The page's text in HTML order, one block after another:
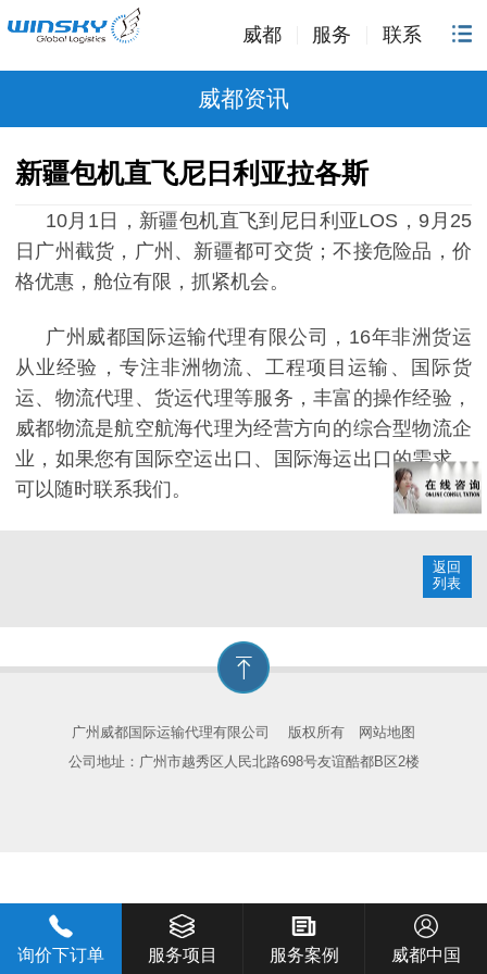
威都 服务 联系
威都资讯
新疆包机直飞尼日利亚拉各斯
10月 1 日， 新疆包机直飞到尼日利亚LOS ， 9 月 25
日广州截货 ，广州、新疆都可交货；不接危险品，价
格优惠，舱位有限，抓紧机会。
广州威都国际运输代理有限公司，16年非洲货运
从业经验，专注非洲物流、工程项目运输、国际货
运、物流代理、货运代理等服务，丰富的操作经验，
威都物流是航空航海代理为经营方向的综合型物流企
业，如果您有国际空运出口、国际海运出口的需求，
可以随时联系我们。
返回
列表
广州威都国际运输代理有限公司 版权所有
网站地图
公司地址：广州市越秀区人民北路698号友谊酷都B区2楼
询价下订单 服务项目 服务案例 威都中国